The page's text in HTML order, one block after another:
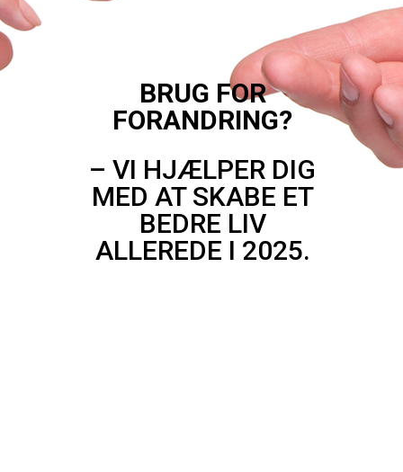
BRUG FOR
FORANDRING?
– VI HJÆLPER DIG
MED AT SKABE ET
BEDRE LIV
ALLEREDE I 2025.